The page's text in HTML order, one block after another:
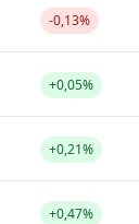
-0,13%
+0,05%
+0,21%
+0,47%